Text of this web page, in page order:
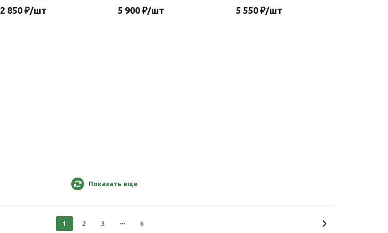
2 850₽/шт 5 900 ₽/шт 5 550₽/шт
Показать еще
1 2 3 6